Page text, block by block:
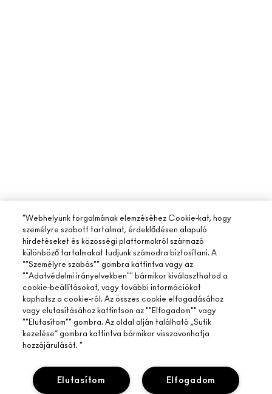
"Webhelyünk forgalmának elemzéséhez Cookie-kat, hogy
személyre szabott tartalmat, érdeklődésen alapuló
hirdetéseket és közösségi platformokról származó
különböző tartalmakat tudjunk számodra biztosítani. A
""Személyre szabás"" gombra kattintva vagy az
""Adatvédelmi irányelvekben"" bármikor kiválaszthatod a
cookie-beállításokat, vagy további információkat
kaphatsz a cookie-ról. Az összes cookie elfogadásához
vagy elutasításához kattintson az ""Elfogadom"" vagy
""Elutasítom"" gombra. Az oldal alján található „Sütik
kezelése” gombra kattintva bármikor visszavonhatja
hozzájárulását. "
Elfogadom
Elutasítom